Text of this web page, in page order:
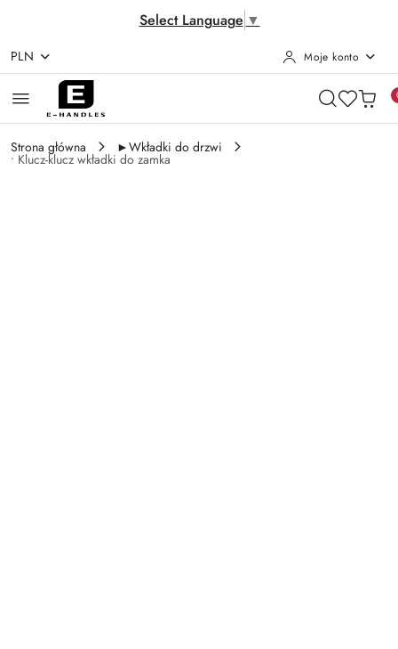
Select Language ▼
Przejdź do treści głównej
Przejdź do wyszukiwarki
Przejdź do moje konto
Przejdź do menu głównego
Przejdź do opisu produktu
Przejdź do stopki
PLN Moje konto
Strona główna ►Wkładki do drzwi
• Klucz-klucz wkładki do zamka